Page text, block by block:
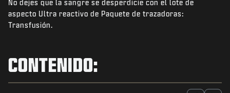
NOTICIAS
TIENDA
ATENCIÓN AL CLIENTE
INICIAR SESIÓN|REGISTRARSE
No dejes que la sangre se desperdicie con el lote de
aspecto Ultra reactivo de Paquete de trazadoras:
Transfusión.
CONTENIDO: